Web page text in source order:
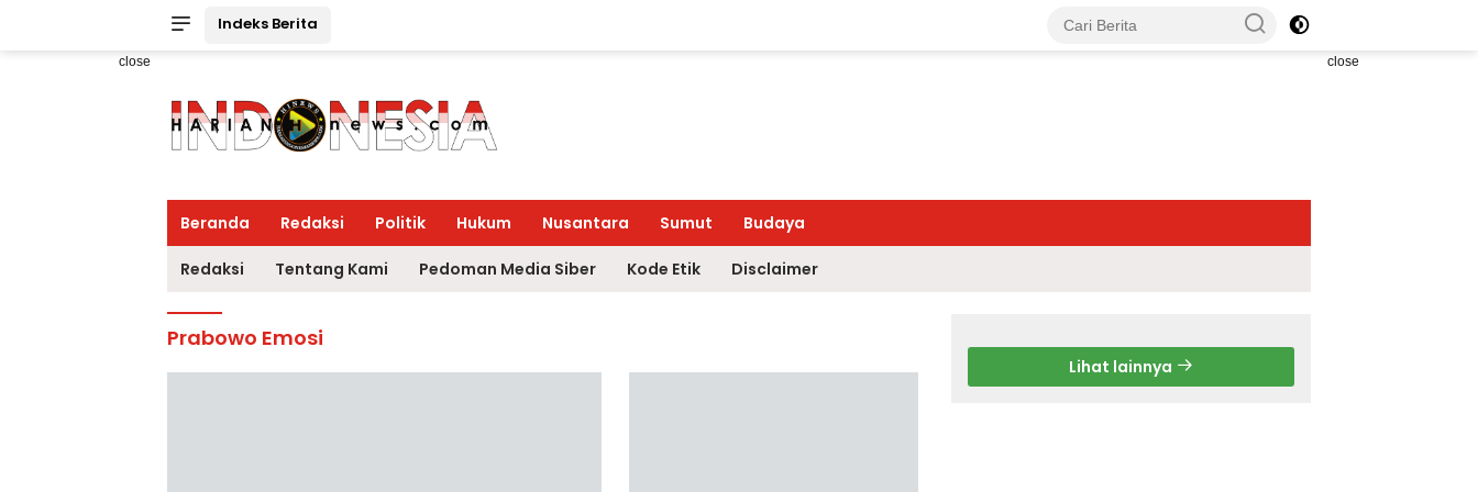
Indeks Berita
close close
Beranda Redaksi Politik Hukum Nusantara Sumut Budaya
Redaksi Tentang Kami Pedoman Media Siber Kode Etik Disclaimer
Prabowo Emosi
Lihat lainnya